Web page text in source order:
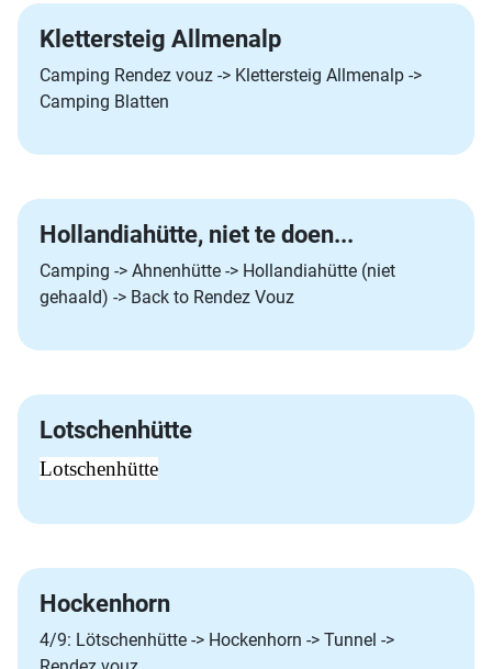
Klettersteig Allmenalp
Camping Rendez vouz -> Klettersteig Allmenalp ->
Camping Blatten
Hollandiahütte, niet te doen...
Camping -> Ahnenhütte -> Hollandiahütte (niet
gehaald) -> Back to Rendez Vouz
Lotschenhütte
Lotschenhütte
Hockenhorn
4/9: Lötschenhütte -> Hockenhorn -> Tunnel ->